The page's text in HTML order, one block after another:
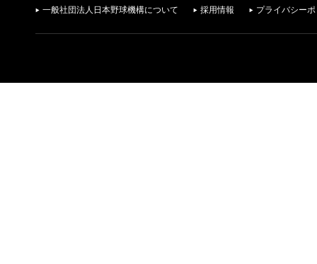
一般社団法人日本野球機構について 採用情報 プライバシー